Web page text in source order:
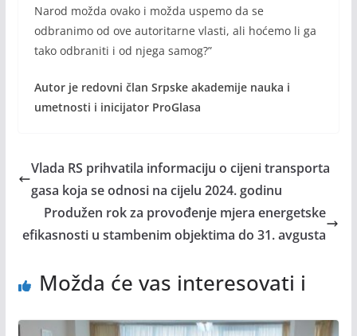
Narod možda ovako i možda uspemo da se
odbranimo od ove autoritarne vlasti, ali hoćemo li ga
tako odbraniti i od njega samog?”
Autor je redovni član Srpske akademije nauka i
umetnosti i inicijator ProGlasa
Vlada RS prihvatila informaciju o cijeni transporta
gasa koja se odnosi na cijelu 2024. godinu
Produžen rok za provođenje mjera energetske
efikasnosti u stambenim objektima do 31. avgusta
Možda će vas interesovati i